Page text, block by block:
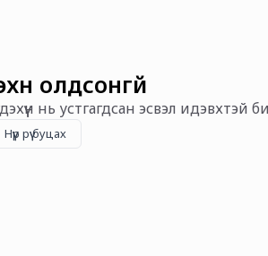
олдсонгүй
нь устгагдсан эсвэл идэвхтэй
Нүүр рүү буцах